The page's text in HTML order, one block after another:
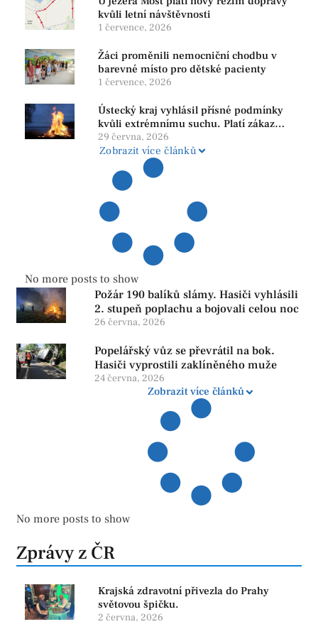
kvůli letní návštěvnosti
1 července, 2026
Žáci proměnili nemocniční chodbu v
barevné místo pro dětské pacienty
1 července, 2026
Ústecký kraj vyhlásil přísné podmínky
kvůli extrémnímu suchu. Platí zákaz
ohňů i pyrotechniky
29 června, 2026
Zobrazit více článků
No more posts to show
Požár 190 balíků slámy. Hasiči vyhlásili
2. stupeň poplachu a bojovali celou noc
26 června, 2026
Popelářský vůz se převrátil na bok.
Hasiči vyprostili zaklíněného muže
24 června, 2026
Zobrazit více článků
No more posts to show
Zprávy z ČR
Krajská zdravotní přivezla do Prahy
světovou špičku.
2 června, 2026